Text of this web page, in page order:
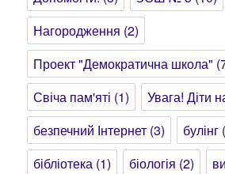
Нагородження (2)
Проект "Демократична школа"
Свіча пам'яті (1) Увага! Діти
безпечний Інтернет (3) булінг
бібліотека (1) біологія (2)